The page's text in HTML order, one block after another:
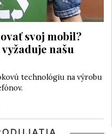
svoj mobil?
našu
technológiu na výrobu